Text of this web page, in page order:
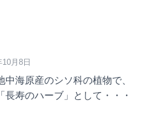
月8日
中海原産のシソ科の植物で、
長寿のハーブ」として・・・